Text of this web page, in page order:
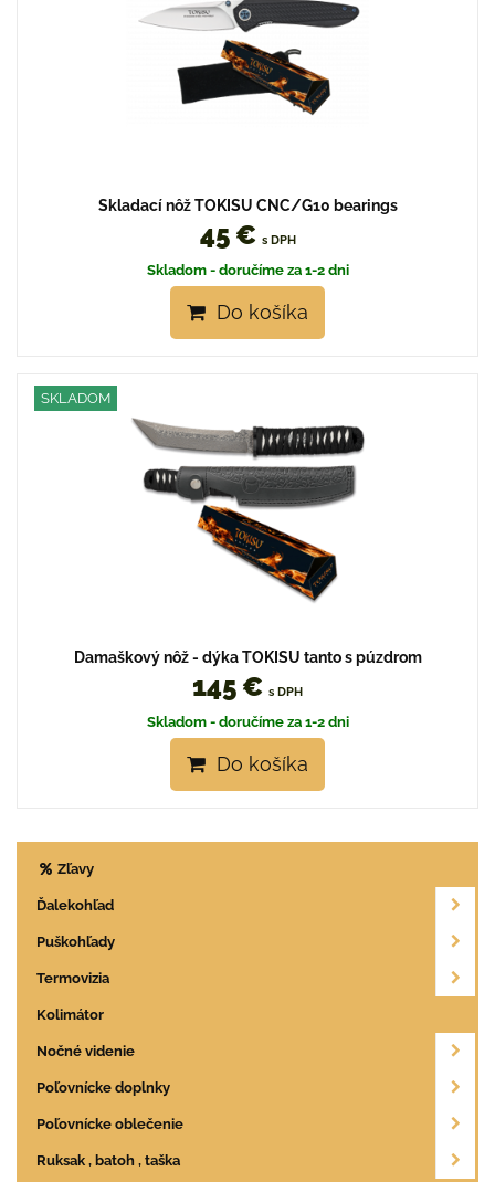
Skladací nôž TOKISU CNC/G10 bearings
45 € s DPH
Skladom - doručíme za 1-2 dni
Do košíka
SKLADOM
Damaškový nôž - dýka TOKISU tanto s púzdrom
145 € s DPH
Skladom - doručíme za 1-2 dni
Do košíka
Zľavy
Ďalekohľad
Puškohľady
Termovizia
Kolimátor
Nočné videnie
Poľovnícke doplnky
Poľovnícke oblečenie
Ruksak , batoh , taška